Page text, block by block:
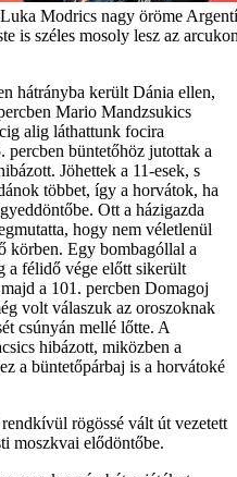
Modrics nagy öröme
is széles mosoly lesz az
hátrányba került Dánia ellen,
Mario Mandzsukics
alig láthattunk focira
percben büntetőhöz jutottak a
Jöhettek a 11-esek, s
többet, így a horvátok, ha
Ott a házigazda
hogy nem véletlenül
körben. Egy bombagóllal a
a félidő vége előtt sikerült
a 101. percben Domagoj
volt válaszuk az oroszoknak
csúnyán mellé lőtte. A
hibázott, miközben a
a büntetőpárbaj is a horvátoké
rögössé vált út vezetett
moszkvai elődöntőbe.